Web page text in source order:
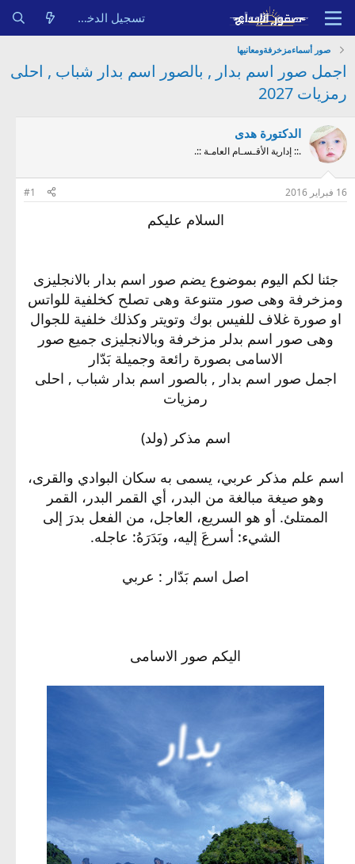
تسجيل الدخول
صور أسماءمزخرفةومعانيها
اجمل صور اسم بدار , بالصور اسم بدار شباب , احلى
رمزيات 2027
الدكتورة هدى
.:: إدارية الأقـسـام العامـة ::.
16 فبراير 2016 #1
السلام عليكم
جئنا لكم اليوم بموضوع يضم صور اسم بدار بالانجليزى
ومزخرفة وهى صور متنوعة وهى تصلح كخلفية للواتس
او صورة غلاف للفيس بوك وتويتر وكذلك خلفية للجوال
وهى صور اسم بدلر مزخرفة وبالانجليزى جميع صور
الاسامى بصورة رائعة وجميلة بَدّار
اجمل صور اسم بدار , بالصور اسم بدار شباب , احلى
رمزيات
اسم مذكر (ولد)
اسم علم مذكر عربي، يسمى به سكان البوادي والقرى،
وهو صيغة مبالغة من البدر، أي القمر البدر، القمر
الممتلئ. أو هو السريع، العاجل، من الفعل بدرَ إلى
الشيء: أسرعَ إليه، وبَدَرَهُ: عاجله.
اصل اسم بَدّار : عربي
اليكم صور الاسامى